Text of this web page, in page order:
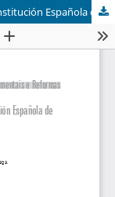
La reforma del proceso de reforma de la Constitución Española de 1978